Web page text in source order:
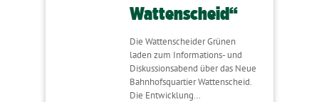
Wattenscheid“
Die Wattenscheider Grünen
laden zum Informations- und
Diskussionsabend über das Neue
Bahnhofsquartier Wattenscheid.
Die Entwicklung…